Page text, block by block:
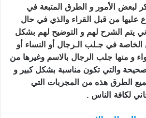
لبعض الأمور و الطرق المتبعة في
عليها من قبل القراء والذي في حال
يتم الشرح لهم و التوضيح لهم بشكل
في جـلب الـرجال أو النساء أو
و منها جلب الرجال بالاسم وغيرها من
والتي تكون مناسبة بشكل كبير و
الطرق هذه من المجربات التي
لكافة الناس .